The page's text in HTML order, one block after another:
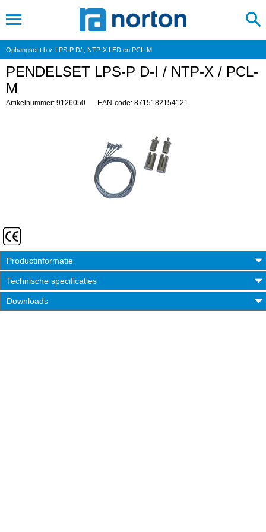
Ophangset t.b.v. LPS-P D/I, NTP-X LED en PCL-M
PENDELSET LPS-P D-I / NTP-X / PCL-
M
Artikelnummer: 9126050 EAN-code: 8715182154121
Productinformatie
Technische specificaties
Downloads